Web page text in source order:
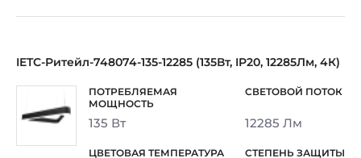
IETC-Ритейл-748074-135-12285 (135Вт, IP20, 12285Лм, 4К)
135 Вт 12285 Лм